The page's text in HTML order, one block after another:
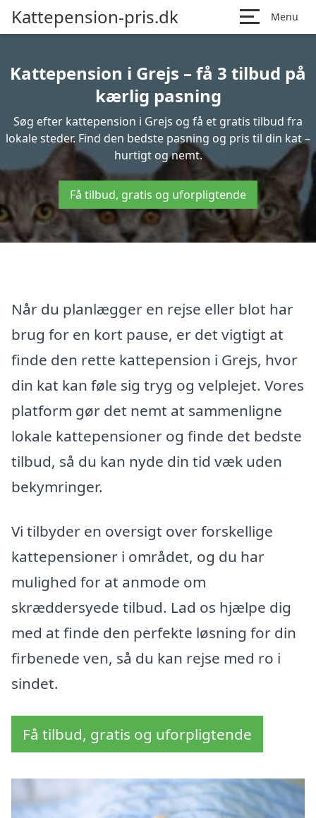
Kattepension-pris.dk Menu
Kattepension i Grejs – få 3 tilbud på
kærlig pasning
Søg efter kattepension i Grejs og få et gratis tilbud fra
lokale steder. Find den bedste pasning og pris til din kat –
hurtigt og nemt.
Få tilbud, gratis og uforpligtende
Når du planlægger en rejse eller blot har
brug for en kort pause, er det vigtigt at
finde den rette kattepension i Grejs, hvor
din kat kan føle sig tryg og velplejet. Vores
platform gør det nemt at sammenligne
lokale kattepensioner og finde det bedste
tilbud, så du kan nyde din tid væk uden
bekymringer.
Vi tilbyder en oversigt over forskellige
kattepensioner i området, og du har
mulighed for at anmode om
skræddersyede tilbud. Lad os hjælpe dig
med at finde den perfekte løsning for din
firbenede ven, så du kan rejse med ro i
sindet.
Få tilbud, gratis og uforpligtende